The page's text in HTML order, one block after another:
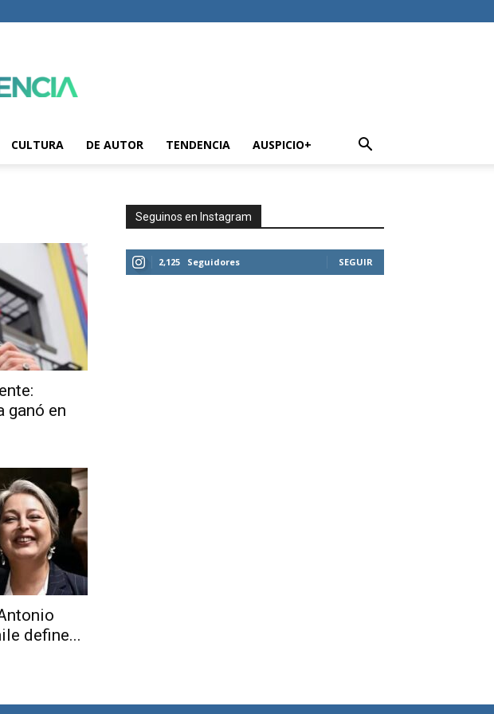
CULTURA DE AUTOR TENDENCIA AUSPICIO+
ganó en
define...
Seguinos en Instagram
2,125 Seguidores SEGUIR